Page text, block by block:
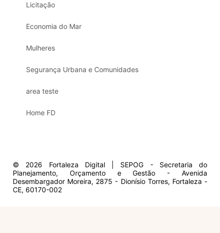
Licitação
Economia do Mar
Mulheres
Segurança Urbana e Comunidades
area teste
Home FD
© 2026 Fortaleza Digital | SEPOG - Secretaria do
Planejamento, Orçamento e Gestão - Avenida
Desembargador Moreira, 2875 - Dionísio Torres, Fortaleza -
CE, 60170-002